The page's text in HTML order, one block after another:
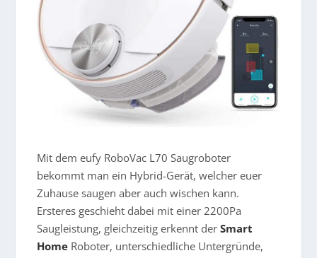
Mit dem eufy RoboVac L70 Saugroboter
bekommt man ein Hybrid-Gerät, welcher euer
Zuhause saugen aber auch wischen kann.
Ersteres geschieht dabei mit einer 2200Pa
Saugleistung, gleichzeitig erkennt derSmart
Home Roboter, unterschiedliche Untergründe,